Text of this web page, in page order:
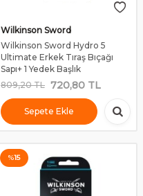
Wilkinson Sword
Wilkinson Sword Hydro 5
Ultimate Erkek Tıraş Bıçağı
Sapı+ 1 Yedek Başlık
809,20TL 720,80 TL
Sepete Ekle
%15